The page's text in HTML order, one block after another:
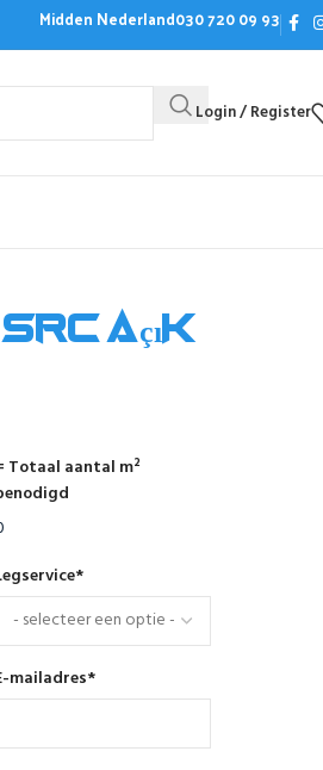
Midden Nederland030 720 09 93
Login / Register
açık
Totaal aantal m²
*
mailadres*